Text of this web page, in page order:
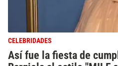
CELEBRIDADES
Así fue la fiesta de